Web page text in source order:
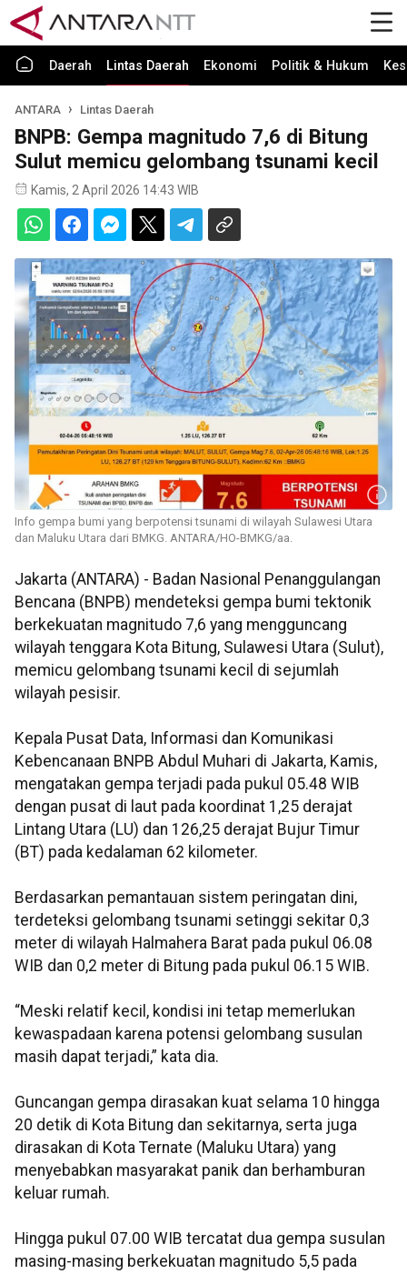
Daerah Lintas Daerah Ekonomi Politik & Hukum
ANTARA Lintas Daerah
BNPB: Gempa magnitudo 7,6 di Bitung
Sulut memicu gelombang tsunami kecil
Kamis, 2 April 2026 14:43 WIB
Info gempa bumi yang berpotensi tsunami di wilayah Sulawesi Utara
dan Maluku Utara dari BMKG. ANTARA/HO-BMKG/aa.
Jakarta (ANTARA) - Badan Nasional Penanggulangan
Bencana (BNPB) mendeteksi gempa bumi tektonik
berkekuatan magnitudo 7,6 yang mengguncang
wilayah tenggara Kota Bitung, Sulawesi Utara (Sulut),
memicu gelombang tsunami kecil di sejumlah
wilayah pesisir.
Kepala Pusat Data, Informasi dan Komunikasi
Kebencanaan BNPB Abdul Muhari di Jakarta, Kamis,
mengatakan gempa terjadi pada pukul 05.48 WIB
dengan pusat di laut pada koordinat 1,25 derajat
Lintang Utara (LU) dan 126,25 derajat Bujur Timur
(BT) pada kedalaman 62 kilometer.
Berdasarkan pemantauan sistem peringatan dini,
terdeteksi gelombang tsunami setinggi sekitar 0,3
meter di wilayah Halmahera Barat pada pukul 06.08
WIB dan 0,2 meter di Bitung pada pukul 06.15 WIB.
“Meski relatif kecil, kondisi ini tetap memerlukan
kewaspadaan karena potensi gelombang susulan
masih dapat terjadi,” kata dia.
Guncangan gempa dirasakan kuat selama 10 hingga
20 detik di Kota Bitung dan sekitarnya, serta juga
dirasakan di Kota Ternate (Maluku Utara) yang
menyebabkan masyarakat panik dan berhamburan
keluar rumah.
Hingga pukul 07.00 WIB tercatat dua gempa susulan
masing-masing berkekuatan magnitudo 5,5 pada